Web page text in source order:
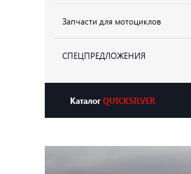
Запчасти для мотоциклов
СПЕЦПРЕДЛОЖЕНИЯ
КаталогQUICKSILVER